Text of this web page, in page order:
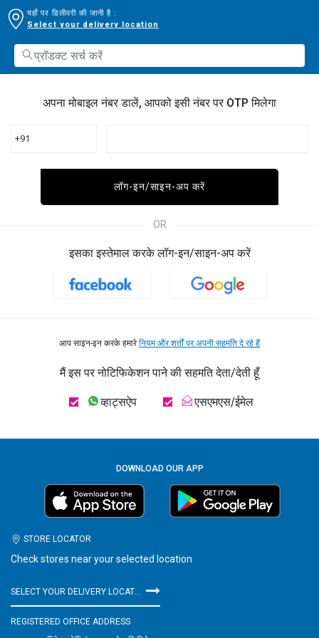
यहाँ पर डिलीवरी की जानी है :
Select your delivery location
अपना मोबाइल नंबर डालें, आपको इसी नंबर पर OTP मिलेगा
+91
लॉग-इन/साइन-अप करें
OR
इसका इस्तेमाल करके लॉग-इन/साइन-अप करें
आप साइन-इन करके हमारेनियम और शर्तों पर अपनी सहमति दे रहे हैं
मैं इस पर नोटिफिकेशन पाने की सहमति देता/देती हूँ
व्हाट्सऐप एसएमएस/ईमेल
DOWNLOAD OUR APP
STORE LOCATOR
Check stores near your selected location
SELECT YOUR DELIVERY LOCATION
REGISTERED OFFICE ADDRESS